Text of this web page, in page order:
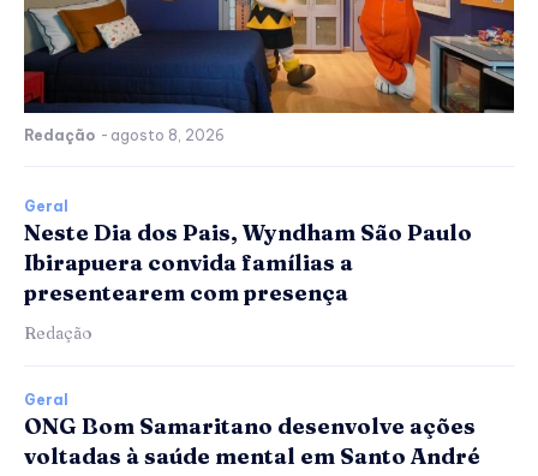
Redação - agosto 8, 2026
Geral
Neste Dia dos Pais, Wyndham São Paulo
Ibirapuera convida famílias a
presentearem com presença
Redação
Geral
ONG Bom Samaritano desenvolve ações
voltadas à saúde mental em Santo André